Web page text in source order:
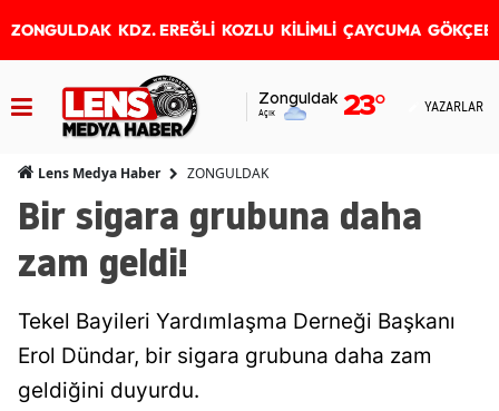
ZONGULDAK KDZ. EREĞLİ KOZLU KİLİMLİ ÇAYCUMA
Zonguldak
Açık 23° YAZARLAR
Lens Medya Haber ZONGULDAK
Bir sigara grubuna daha
zam geldi!
Tekel Bayileri Yardımlaşma Derneği Başkanı
Erol Dündar, bir sigara grubuna daha zam
geldiğini duyurdu.